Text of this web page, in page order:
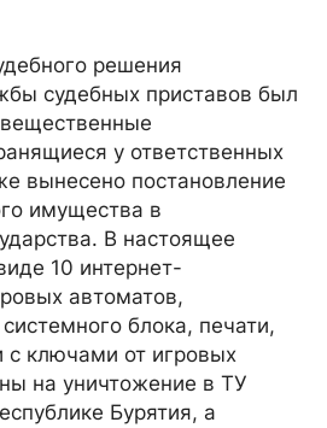
решения
судебных приставов был
у ответственных
вынесено постановление
имущества в
В настоящее
10 интернет-
автоматов,
блока, печати,
с ключами от игровых
на уничтожение в ТУ
Бурятия, а